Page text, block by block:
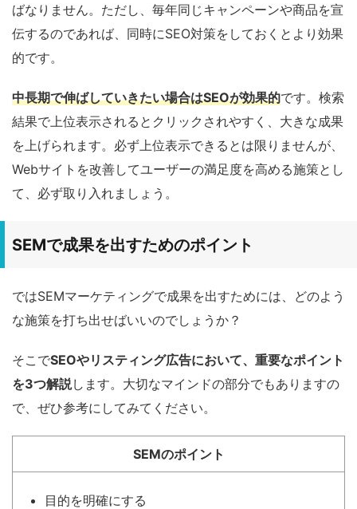
ばなりません。ただし、毎年同じキャンペーンや商品を宣
伝するのであれば、同時にSEO対策をしておくとより効果
的です。
中長期で伸ばしていきたい場合はSEOが効果的です。検索
結果で上位表示されるとクリックされやすく、大きな成果
を上げられます。必ず上位表示できるとは限りませんが、
Webサイトを改善してユーザーの満足度を高める施策とし
て、必ず取り入れましょう。
SEMで成果を出すためのポイント
ではSEMマーケティングで成果を出すためには、どのよう
な施策を打ち出せばいいのでしょうか？
そこでSEOやリスティング広告において、重要なポイント
を3つ解説します。大切なマインドの部分でもありますの
で、ぜひ参考にしてみてください。
SEMのポイント
目的を明確にする